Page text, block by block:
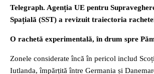
Telegraph. Agenția UE pentru
Spațială (SST) a revizuit traiectoria
O rachetă experimentală, în drum spre
Zonele considerate încă în pericol includ
Iutlanda, împărțită între Germania și